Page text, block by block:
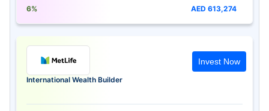
6% AED 613,274
International Wealth Builder
Invest Now